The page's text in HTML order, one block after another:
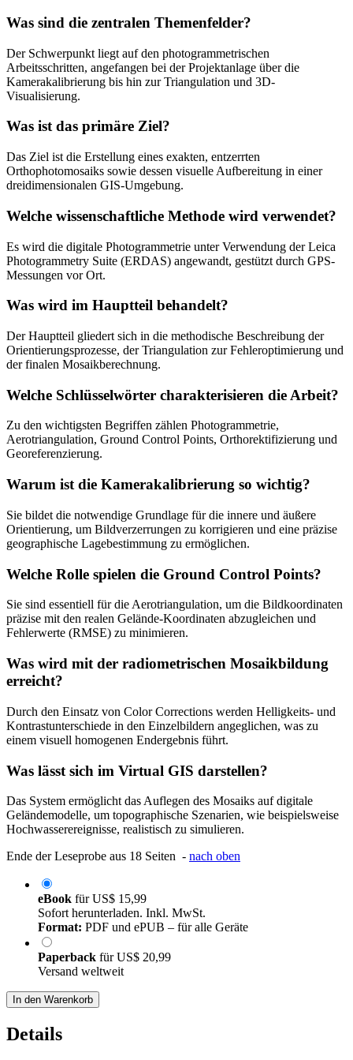
Was sind die zentralen Themenfelder?
Der Schwerpunkt liegt auf den photogrammetrischen
Arbeitsschritten, angefangen bei der Projektanlage über die
Kamerakalibrierung bis hin zur Triangulation und 3D-
Visualisierung.
Was ist das primäre Ziel?
Das Ziel ist die Erstellung eines exakten, entzerrten
Orthophotomosaiks sowie dessen visuelle Aufbereitung in einer
dreidimensionalen GIS-Umgebung.
Welche wissenschaftliche Methode wird verwendet?
Es wird die digitale Photogrammetrie unter Verwendung der Leica
Photogrammetry Suite (ERDAS) angewandt, gestützt durch GPS-
Messungen vor Ort.
Was wird im Hauptteil behandelt?
Der Hauptteil gliedert sich in die methodische Beschreibung der
Orientierungsprozesse, der Triangulation zur Fehleroptimierung und
der finalen Mosaikberechnung.
Welche Schlüsselwörter charakterisieren die Arbeit?
Zu den wichtigsten Begriffen zählen Photogrammetrie,
Aerotriangulation, Ground Control Points, Orthorektifizierung und
Georeferenzierung.
Warum ist die Kamerakalibrierung so wichtig?
Sie bildet die notwendige Grundlage für die innere und äußere
Orientierung, um Bildverzerrungen zu korrigieren und eine präzise
geographische Lagebestimmung zu ermöglichen.
Welche Rolle spielen die Ground Control Points?
Sie sind essentiell für die Aerotriangulation, um die Bildkoordinaten
präzise mit den realen Gelände-Koordinaten abzugleichen und
Fehlerwerte (RMSE) zu minimieren.
Was wird mit der radiometrischen Mosaikbildung
erreicht?
Durch den Einsatz von Color Corrections werden Helligkeits- und
Kontrastunterschiede in den Einzelbildern angeglichen, was zu
einem visuell homogenen Endergebnis führt.
Was lässt sich im Virtual GIS darstellen?
Das System ermöglicht das Auflegen des Mosaiks auf digitale
Geländemodelle, um topographische Szenarien, wie beispielsweise
Hochwasserereignisse, realistisch zu simulieren.
Ende der Leseprobe aus 18 Seiten - nach oben
eBook fürUS$ 15,99
Sofort herunterladen. Inkl. MwSt.
Format: PDF und ePUB – für alle Geräte
Paperback fürUS$ 20,99
Versand weltweit
In den Warenkorb
Details